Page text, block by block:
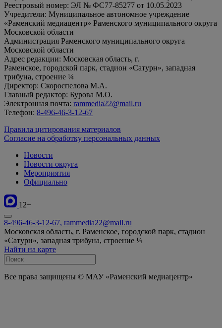
Реестровый номер: ЭЛ № ФС77-85277 от 10.05.2023
Учредители: Муниципальное автономное учреждение
«Раменский медиацентр» Раменского муниципального округа
Московской области
Администрация Раменского муниципального округа
Московской области
Адрес редакции: Московская область, г.
Раменское, городской парк, стадион «Сатурн», западная
трибуна, строение ¼
Директор: Скороспелова М.А.
Главный редактор: Бурова М.О.
Электронная почта: rammedia22@mail.ru
Телефон: 8-496-46-3-12-67
Правила цитирования материалов
Согласие на обработку персональных данных
Новости
Новости округа
Мероприятия
Официально
12+
8-496-46-3-12-67, rammedia22@mail.ru
Московская область, г. Раменское, городской парк, стадион
«Сатурн», западная трибуна, строение ¼
Найти на карте
Все права защищены © МАУ «Раменский медиацентр»